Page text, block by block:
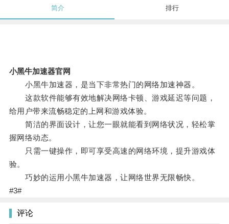
简介 排行
小黑牛加速器官网
小黑牛加速器，是当下非常热门的网络加速神器。
这款软件能够有效地解决网络卡顿、游戏延迟等问题，
给用户带来流畅稳定的上网和游戏体验。
简洁的界面设计，让您一眼就能看到网络状况，轻松掌
握网络动态。
只需一键操作，即可享受高速的网络环境，提升游戏体
验。
巧妙的运用小黑牛加速器，让网络世界无限畅快。
#3#
评论